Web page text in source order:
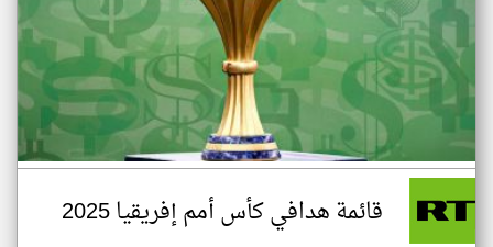
قائمة هدافي كأس أمم إفريقيا 2025